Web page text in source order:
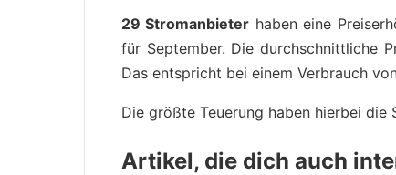
29 Stromanbieter haben eine
für September. Die durchschnittliche
Das entspricht bei einem Verbrauch
Die größte Teuerung haben hierbei
Artikel, die dich auch